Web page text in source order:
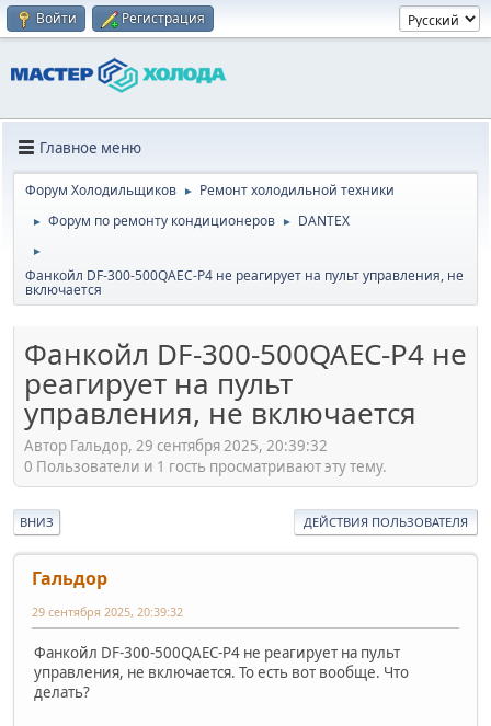
Войти Регистрация
Главное меню
Форум Холодильщиков ► Ремонт холодильной техники
► Форум по ремонту кондиционеров ► DANTEX
►
Фанкойл DF-300-500QAEC-P4 не реагирует на пульт управления, не
включается
Фанкойл DF-300-500QAEC-P4 не
реагирует на пульт
управления, не включается
Автор Гальдор, 29 сентября 2025, 20:39:32
0 Пользователи и 1 гость просматривают эту тему.
ВНИЗ ДЕЙСТВИЯ ПОЛЬЗОВАТЕЛЯ
Гальдор
29 сентября 2025, 20:39:32
Фанкойл DF-300-500QAEC-P4 не реагирует на пульт
управления, не включается. То есть вот вообще. Что
делать?